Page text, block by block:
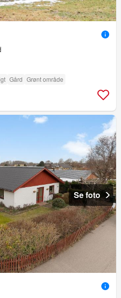
Gård Grønt område
Se foto